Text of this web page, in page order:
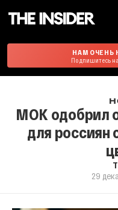
НАМ ОЧЕНЬ
Подпишитесь
МОК одобрил
для россиян
29